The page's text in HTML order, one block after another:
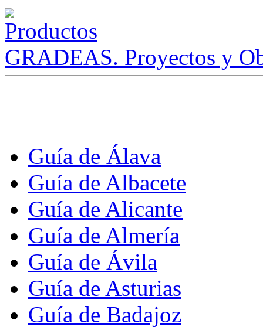
GRADEAS. Proyectos y
Guía de Álava
Guía de Albacete
Guía de Alicante
Guía de Almería
Guía de Ávila
Guía de Asturias
Guía de Badajoz